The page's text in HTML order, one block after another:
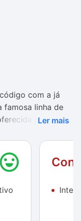
com a já
famosa linha de
pela
para a
de você usá-lo
corrigir
apresentar
Ler mais